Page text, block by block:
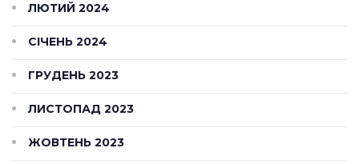
ЛЮТИЙ 2024
СІЧЕНЬ 2024
ГРУДЕНЬ 2023
ЛИСТОПАД 2023
ЖОВТЕНЬ 2023